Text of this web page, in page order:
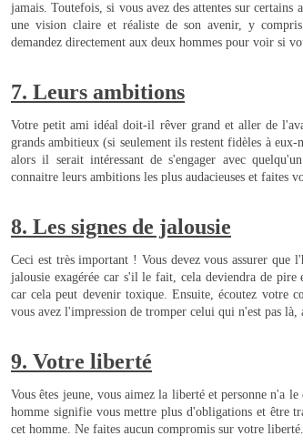
jamais. Toutefois, si vous avez des attentes sur certains
une vision claire et réaliste de son avenir, y
demandez directement aux deux hommes pour voir si
7. Leurs ambitions
Votre petit ami idéal doit-il rêver grand et aller de
grands ambitieux (si seulement ils restent fidèles à eux-
alors il serait intéressant de s'engager avec
connaitre leurs ambitions les plus audacieuses et faites
8. Les signes de jalousie
Ceci est très important ! Vous devez vous assurer que
jalousie exagérée car s'il le fait, cela deviendra de
car cela peut devenir toxique. Ensuite, écoutez votre
vous avez l'impression de tromper celui qui n'est pas
9. Votre liberté
Vous êtes jeune, vous aimez la liberté et personne n'a
homme signifie vous mettre plus d'obligations et être
cet homme. Ne faites aucun compromis sur votre